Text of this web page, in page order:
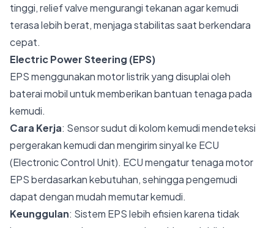
tinggi, relief valve mengurangi tekanan agar kemudi
terasa lebih berat, menjaga stabilitas saat berkendara
cepat.
Electric Power Steering (EPS)
EPS menggunakan motor listrik yang disuplai oleh
baterai mobil untuk memberikan bantuan tenaga pada
kemudi.
Cara Kerja: Sensor sudut di kolom kemudi mendeteksi
pergerakan kemudi dan mengirim sinyal ke ECU
(Electronic Control Unit). ECU mengatur tenaga motor
EPS berdasarkan kebutuhan, sehingga pengemudi
dapat dengan mudah memutar kemudi.
Keunggulan: Sistem EPS lebih efisien karena tidak